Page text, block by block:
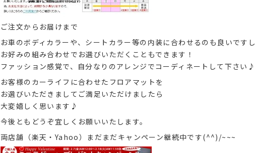
ご注文からお届けまで
お車のボディカラーや、シートカラー等の内装に合わせるのも良いですし
お好みの組み合わせでお選びいただくこともできます！
ファッション感覚で、自分なりのアレンジでコーディネートして下さい♪
お客様のカーライフに合わせたフロアマットを
お選びいただきましてご満足いただけましたら
大変嬉しく思います♪
今後ともどうぞ宜しくお願いいたします。
両店舗（楽天・Yahoo）まだまだキャンペーン継続中です(^^)/~~~